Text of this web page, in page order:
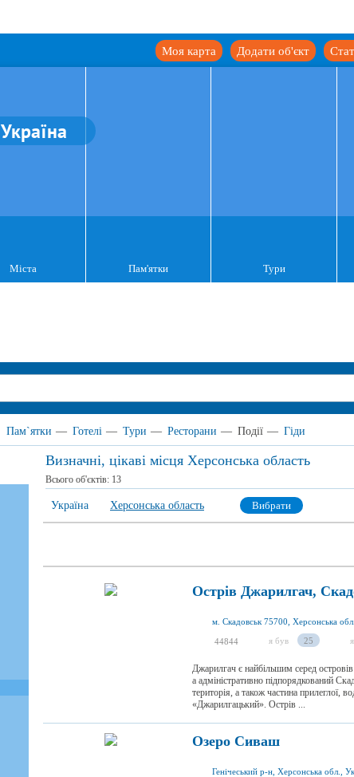
Додати об'єкт
Моя карта
Україна
Міста Пам'ятки Тури
Пам`ятки — Готелі — Тури — Ресторани — Події — Гіди
Визначні, цікаві місця Херсонська область
Всього об'єктів: 13
Україна Херсонська область Вибрати
Острів Джарилгач,
м. Скадовськ 75700, Херсонська
44844 я був 25
Джарилгач є найбільшим серед
а адміністративно підпорядкований
територія, а також частина прилеглої,
«Джарилгацький». Острів ...
Озеро Сиваш
Генічеський р-н, Херсонська обл.,